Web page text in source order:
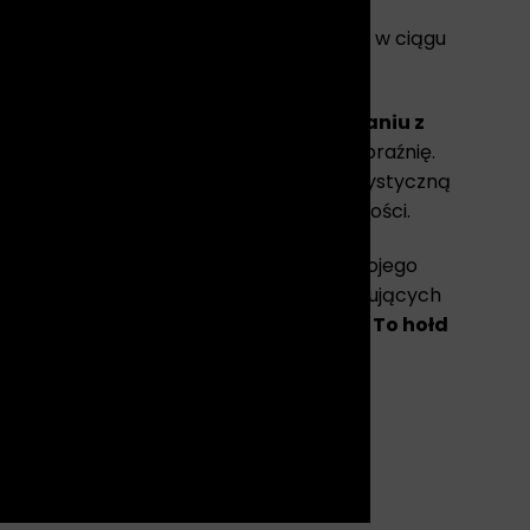
kobiet w społeczeństwie i ich ewolucję w ciągu
odwadze i eksperymentowaniu z
przyciągając wzrok i pobudzając wyobraźnię.
który potwierdza jego artystyczną
dodając mu elegancji i wyrazistości.
artystę, ale także wnosisz do swojego
doskonały wybór dla osób poszukujących
To hołd